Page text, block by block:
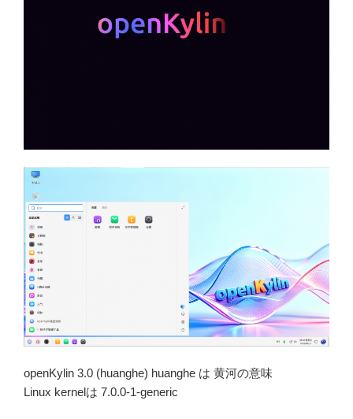
openKylin 3.0 (huanghe) huanghe は 黄河の意味
Linux kernelは 7.0.0-1-generic